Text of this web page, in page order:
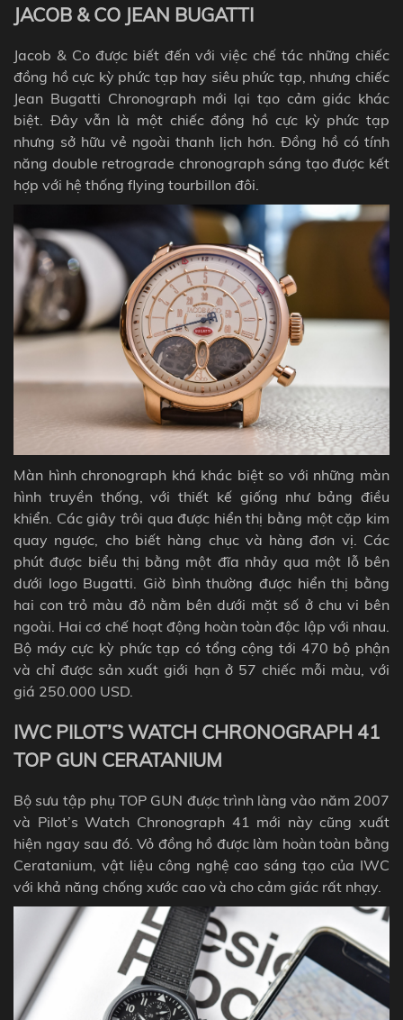
JACOB & CO JEAN BUGATTI
Jacob & Co được biết đến với việc chế tác những chiếc
đồng hồ cực kỳ phức tạp hay siêu phức tạp, nhưng chiếc
Jean Bugatti Chronograph mới lại tạo cảm giác khác
biệt. Đây vẫn là một chiếc đồng hồ cực kỳ phức tạp
nhưng sở hữu vẻ ngoài thanh lịch hơn. Đồng hồ có tính
năng double retrograde chronograph sáng tạo được kết
hợp với hệ thống flying tourbillon đôi.
Màn hình chronograph khá khác biệt so với những màn
hình truyền thống, với thiết kế giống như bảng điều
khiển. Các giây trôi qua được hiển thị bằng một cặp kim
quay ngược, cho biết hàng chục và hàng đơn vị. Các
phút được biểu thị bằng một đĩa nhảy qua một lỗ bên
dưới logo Bugatti. Giờ bình thường được hiển thị bằng
hai con trỏ màu đỏ nằm bên dưới mặt số ở chu vi bên
ngoài. Hai cơ chế hoạt động hoàn toàn độc lập với nhau.
Bộ máy cực kỳ phức tạp có tổng cộng tới 470 bộ phận
và chỉ được sản xuất giới hạn ở 57 chiếc mỗi màu, với
giá 250.000 USD.
IWC PILOT’S WATCH CHRONOGRAPH 41
TOP GUN CERATANIUM
Bộ sưu tập phụ TOP GUN được trình làng vào năm 2007
và Pilot’s Watch Chronograph 41 mới này cũng xuất
hiện ngay sau đó. Vỏ đồng hồ được làm hoàn toàn bằng
Ceratanium, vật liệu công nghệ cao sáng tạo của IWC
với khả năng chống xước cao và cho cảm giác rất nhạy.